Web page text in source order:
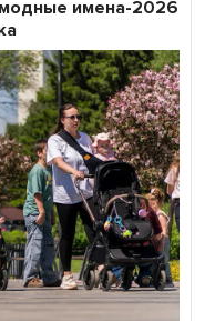
имена-2026